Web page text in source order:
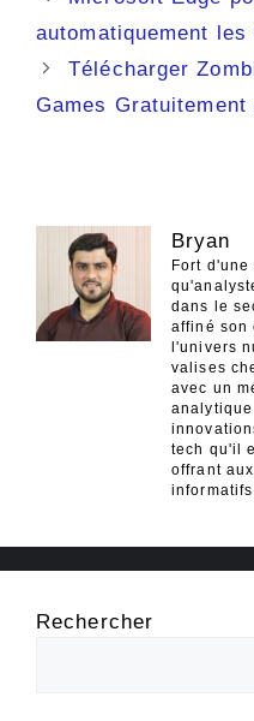
des
automatiquement les
Télécharger
Games Gratuitement
Bryan
Fort
dans le
affiné son
l'univers
valises
avec un
tech qu'il
offrant
Rechercher